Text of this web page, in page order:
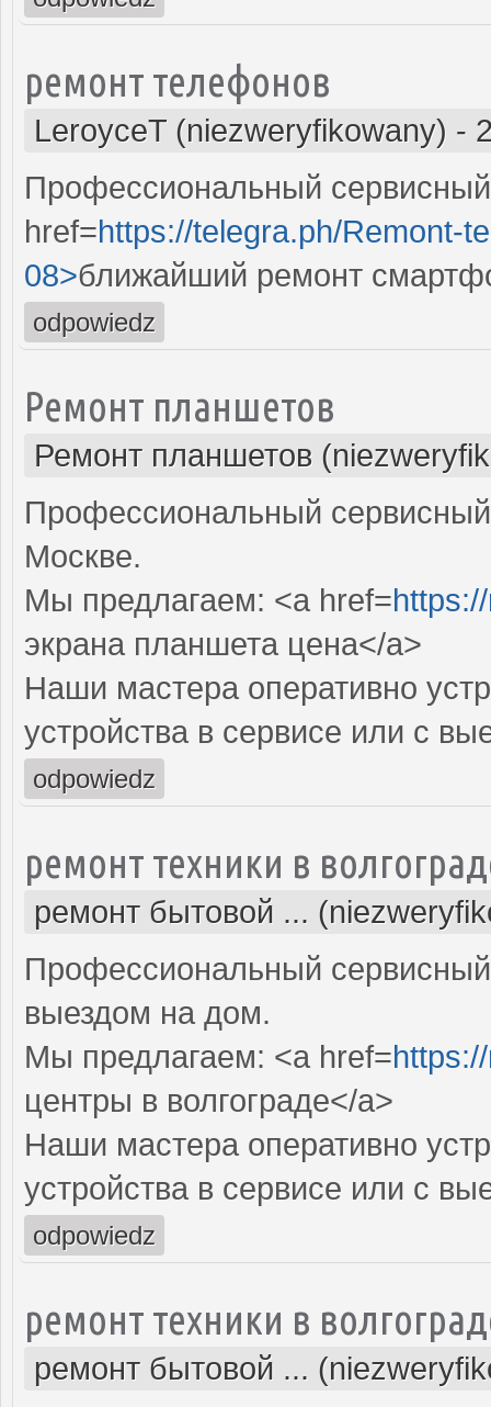
ремонт телефонов
LeroyceT (niezweryfikowany) -
Профессиональный
href=https://telegra.ph/Remont-
08>ближайший ремонт
odpowiedz
Ремонт планшетов
Ремонт планшетов
Профессиональный
Москве.
Мы предлагаем: <a href=
экрана планшета цена</a>
Наши мастера оперативно
устройства в сервисе или с
odpowiedz
ремонт техники в
ремонт бытовой ...
Профессиональный
выездом на дом.
Мы предлагаем: <a href=
центры в волгограде</a>
Наши мастера оперативно
устройства в сервисе или с
odpowiedz
ремонт техники в
ремонт бытовой ...